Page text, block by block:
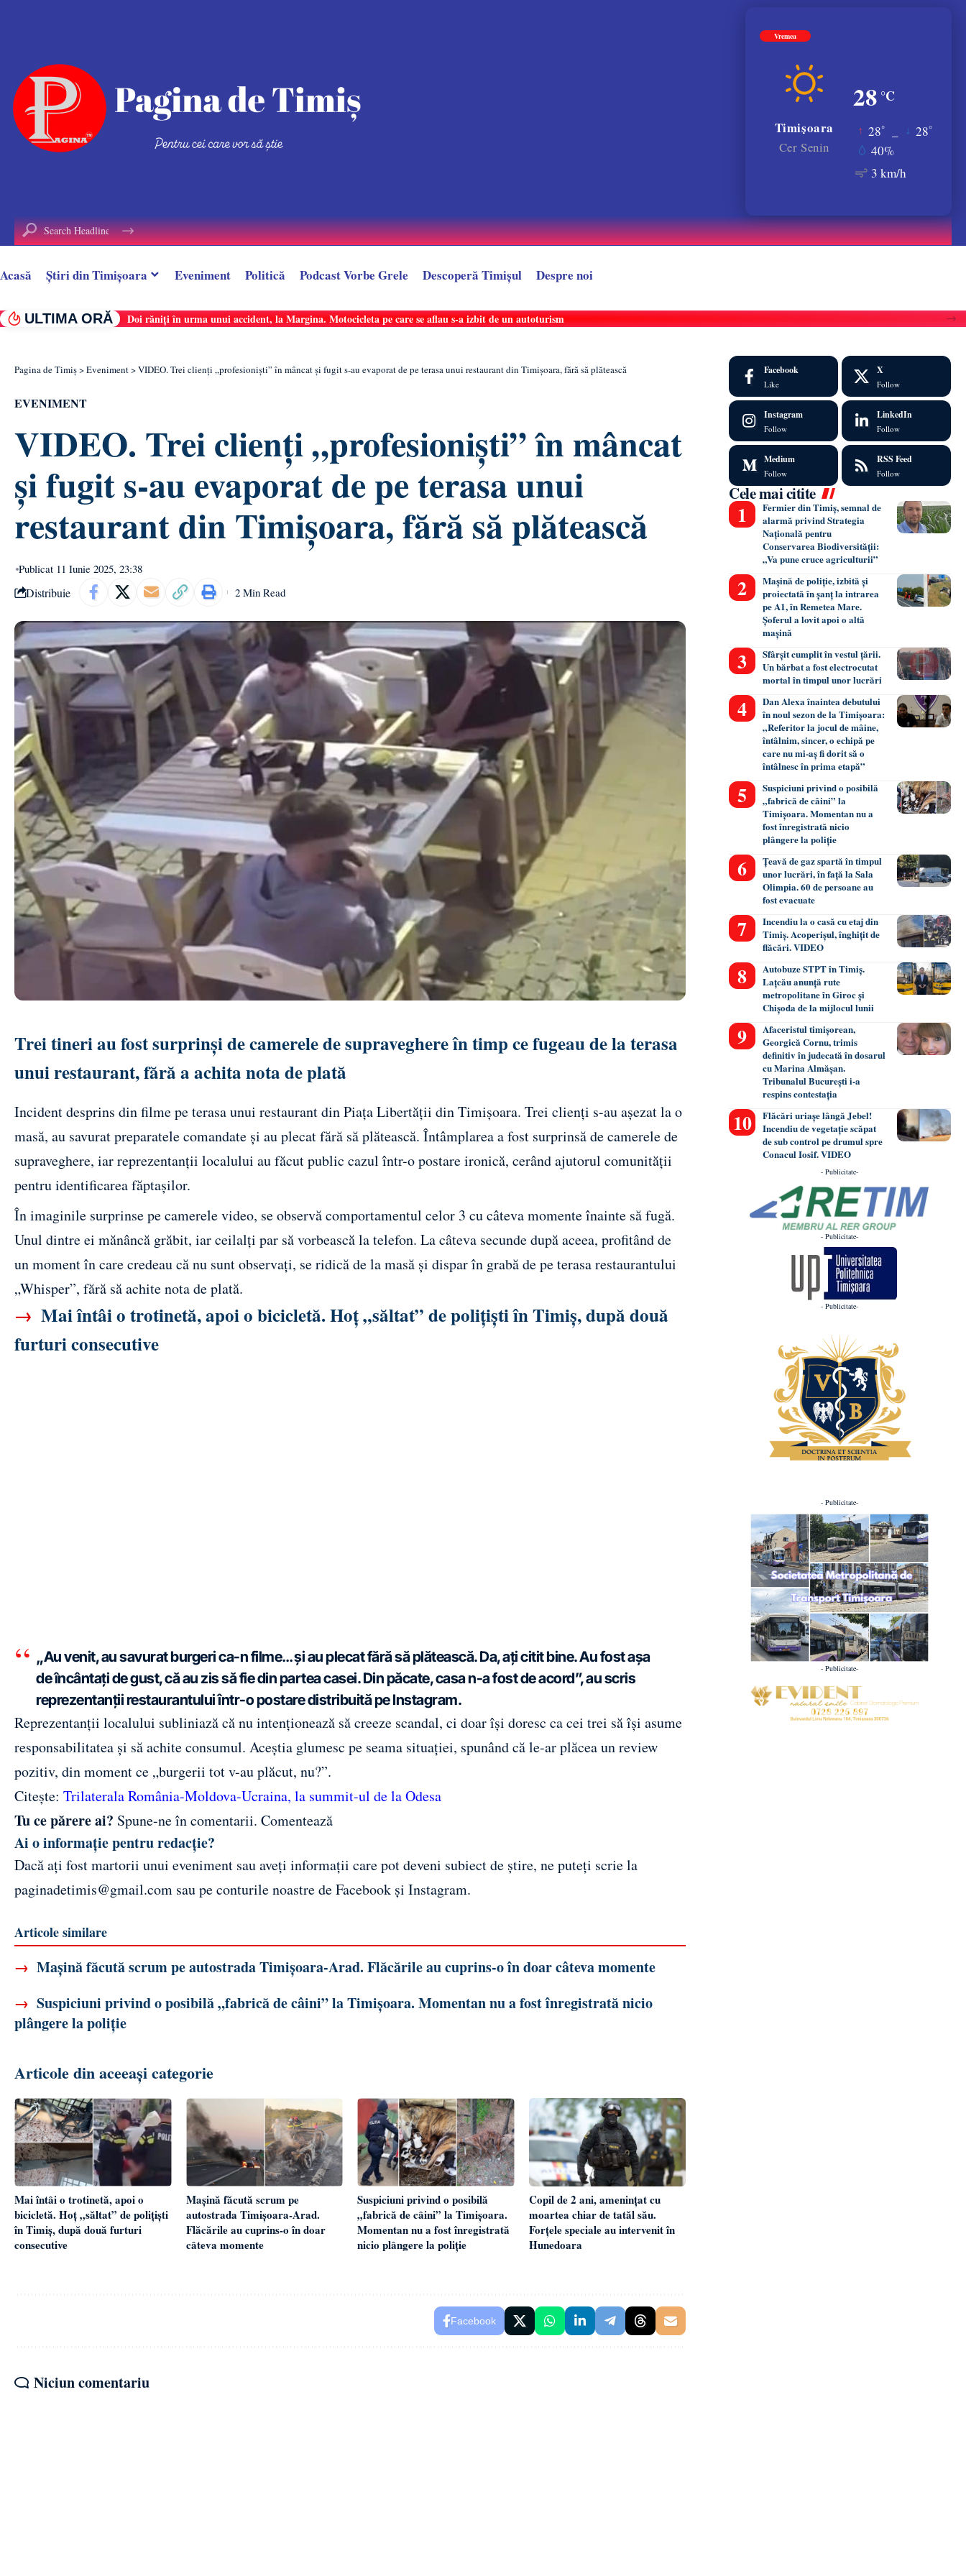
Vremea
28 °C
Timișoara
Cer Senin
28° 28°
40%
3 km/h
Acasă Știri din Timișoara Eveniment Politică Podcast Vorbe Grele Descoperă Timișul Despre noi
ULTIMA ORĂ Doi răniți în urma unui accident, la Margina. Motocicleta pe care se aflau s-a izbit de un autoturism
Pagina de Timiș>Eveniment>VIDEO. Trei clienți „profesioniști” în mâncat și fugit s-au evaporat de pe terasa unui restaurant din Timișoara, fără să plătească
EVENIMENT
VIDEO. Trei clienți „profesioniști” în mâncat
și fugit s-au evaporat de pe terasa unui
restaurant din Timișoara, fără să plătească
Publicat 11 Iunie 2025, 23:38
Distribuie 2 Min Read
Trei tineri au fost surprinși de camerele de supraveghere în timp ce fugeau de la terasa
unui restaurant, fără a achita nota de plată
Incident desprins din filme pe terasa unui restaurant din Piața Libertății din Timișoara. Trei clienți s-au așezat la o
masă, au savurat preparatele comandate și au plecat fără să plătească. Întâmplarea a fost surprinsă de camerele de
supraveghere, iar reprezentanții localului au făcut public cazul într-o postare ironică, cerând ajutorul comunității
pentru identificarea făptașilor.
În imaginile surprinse pe camerele video, se observă comportamentul celor 3 cu câteva momente înainte să fugă.
Unul dintre ei mănâncă grăbit, iar ceilalți par să vorbească la telefon. La câteva secunde după aceea, profitând de
un moment în care credeau că nu sunt observați, se ridică de la masă și dispar în grabă de pe terasa restaurantului
„Whisper”, fără să achite nota de plată.
→ Mai întâi o trotinetă, apoi o bicicletă. Hoț „săltat” de polițiști în Timiș, după două
furturi consecutive
„Au venit, au savurat burgeri ca-n filme… și au plecat fără să plătească. Da, ați citit bine. Au fost așa
de încântați de gust, că au zis să fie din partea casei. Din păcate, casa n-a fost de acord”, au scris
reprezentanții restaurantului într-o postare distribuită peInstagram.
Reprezentanții localului subliniază că nu intenționează să creeze scandal, ci doar își doresc ca cei trei să își asume
responsabilitatea și să achite consumul. Aceștia glumesc pe seama situației, spunând că le-ar plăcea un review
pozitiv, din moment ce „burgerii tot v-au plăcut, nu?”.
Citește: Trilaterala România-Moldova-Ucraina, la summit-ul de la Odesa
Tu ce părere ai? Spune-ne în comentarii. Comentează
Ai o informație pentru redacție?
Dacă ați fost martorii unui eveniment sau aveți informații care pot deveni subiect de știre, ne puteți scrie la
paginadetimis@gmail.com sau pe conturile noastre deFacebook și Instagram.
Articole similare
→ Mașină făcută scrum pe autostrada Timișoara-Arad. Flăcările au cuprins-o în doar câteva momente
→ Suspiciuni privind o posibilă „fabrică de câini” la Timișoara. Momentan nu a fost înregistrată nicio
plângere la poliție
Articole din aceeași categorie
Mai întâi o trotinetă, apoi o
bicicletă. Hoț „săltat” de polițiști
în Timiș, după două furturi
consecutive
Mașină făcută scrum pe
autostrada Timișoara-Arad.
Flăcările au cuprins-o în doar
câteva momente
Suspiciuni privind o posibilă
„fabrică de câini” la Timișoara.
Momentan nu a fost înregistrată
nicio plângere la poliție
Copil de 2 ani, amenințat cu
moartea chiar de tatăl său.
Forțele speciale au intervenit în
Hunedoara
Facebook
Niciun comentariu
Facebook
Like
X
Follow
Instagram
Follow
LinkedIn
Follow
Medium
Follow
RSS Feed
Follow
Cele mai citite
Fermier din Timiș, semnal de
alarmă privind Strategia
Națională pentru
Conservarea Biodiversității:
„Va pune cruce agriculturii”
Mașină de poliție, izbită și
proiectată în șanț la intrarea
pe A1, în Remetea Mare.
Șoferul a lovit apoi o altă
mașină
Sfârșit cumplit în vestul țării.
Un bărbat a fost electrocutat
mortal în timpul unor lucrări
Dan Alexa înaintea debutului
în noul sezon de la Timișoara:
„Referitor la jocul de mâine,
întâlnim, sincer, o echipă pe
care nu mi-aș fi dorit să o
întâlnesc în prima etapă”
Suspiciuni privind o posibilă
„fabrică de câini” la
Timișoara. Momentan nu a
fost înregistrată nicio
plângere la poliție
Țeavă de gaz spartă în timpul
unor lucrări, în față la Sala
Olimpia. 60 de persoane au
fost evacuate
Incendiu la o casă cu etaj din
Timiș. Acoperișul, înghițit de
flăcări. VIDEO
Autobuze STPT în Timiș.
Lațcău anunță rute
metropolitane în Giroc și
Chișoda de la mijlocul lunii
Afaceristul timișorean,
Georgică Cornu, trimis
definitiv în judecată în dosarul
cu Marina Almășan.
Tribunalul București i-a
respins contestația
Flăcări uriașe lângă Jebel!
Incendiu de vegetație scăpat
de sub control pe drumul spre
Conacul Iosif. VIDEO
- Publicitate-
- Publicitate-
- Publicitate-
- Publicitate-
- Publicitate-